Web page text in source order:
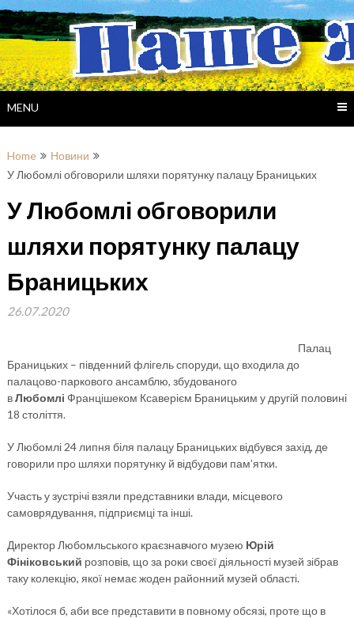
Skip
to
content
MENU
Home
Новини
У Любомлі обговорили шляхи порятунку палацу Браницьких
У Любомлі обговорили
шляхи порятунку палацу
Браницьких
26.07.2020
Палац
Браницьких – південний флігель споруди, що входила до
палацово-паркового ансамблю, збудованого
вЛюбомлі Францішеком Ксаверієм Браницьким у другій половині
18 століття.
У Любомлі 24 липня біля палацу Браницьких відбувся захід, де
говорили про шляхи порятунку й відбудови пам’ятки.
Участь у зустрічі взяли представники влади, місцевого
самоврядування, підприємці та інші.
Директор Любомльського краєзнавчого музею Юрій
Фініковський розповів, що за роки своєї діяльності музей зібрав
таку колекцію, якої немає жоден районний музей області.
«Хотілося б, аби все представити в повному обсязі, проте що в